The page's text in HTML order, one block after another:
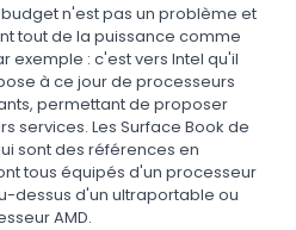
n'est pas un problème et
tout de la puissance comme
exemple : c'est vers Intel qu'il
à ce jour de processeurs
permettant de proposer
services. Les Surface Book de
sont des références en
tous équipés d'un processeur
dessus d'un ultraportable ou
AMD.